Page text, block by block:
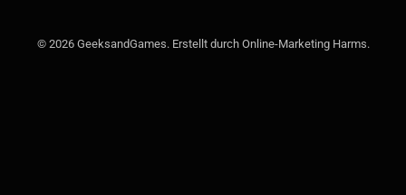
© 2026 GeeksandGames. Erstellt durch Online-Marketing Harms.